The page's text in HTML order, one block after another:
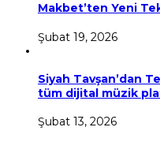
Makbet’ten Yeni
Şubat 19, 2026
Siyah Tavşan’dan
tüm dijital müzik
Şubat 13, 2026